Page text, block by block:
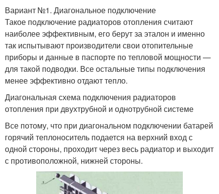
Вариант №1. Диагональное подключение
Такое подключение радиаторов отопления считают
наиболее эффективным, его берут за эталон и именно
так испытывают производители свои отопительные
приборы и данные в паспорте по тепловой мощности —
для такой подводки. Все остальные типы подключения
менее эффективно отдают тепло.
Диагональная схема подключения радиаторов
отопления при двухтрубной и однотрубной системе
Все потому, что при диагональном подключении батарей
горячий теплоноситель подается на верхний вход с
одной стороны, проходит через весь радиатор и выходит
с противоположной, нижней стороны.